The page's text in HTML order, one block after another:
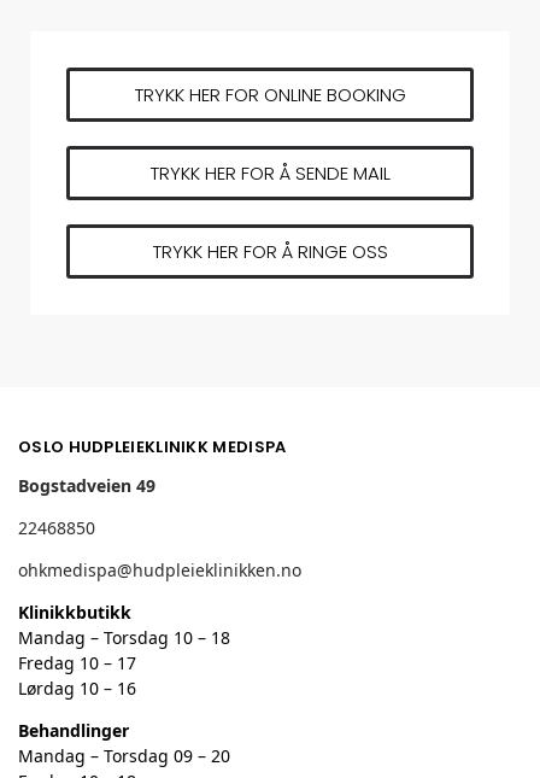
TRYKK HER FOR ONLINE BOOKING
TRYKK HER FOR Å SENDE MAIL
TRYKK HER FOR Å RINGE OSS
OSLO HUDPLEIEKLINIKK MEDISPA
Bogstadveien 49
22468850
ohkmedispa@hudpleieklinikken.no
Klinikkbutikk
Mandag – Torsdag 10 – 18
Fredag 10 – 17
Lørdag 10 – 16
Behandlinger
Mandag – Torsdag 09 – 20